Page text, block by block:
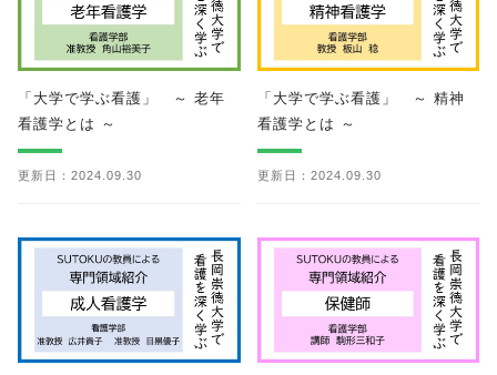
「大学で学ぶ看護」 ～ 老年
看護学とは ～
更新日：2024.09.30
「大学で学ぶ看護」 ～ 精神
看護学とは ～
更新日：2024.09.30